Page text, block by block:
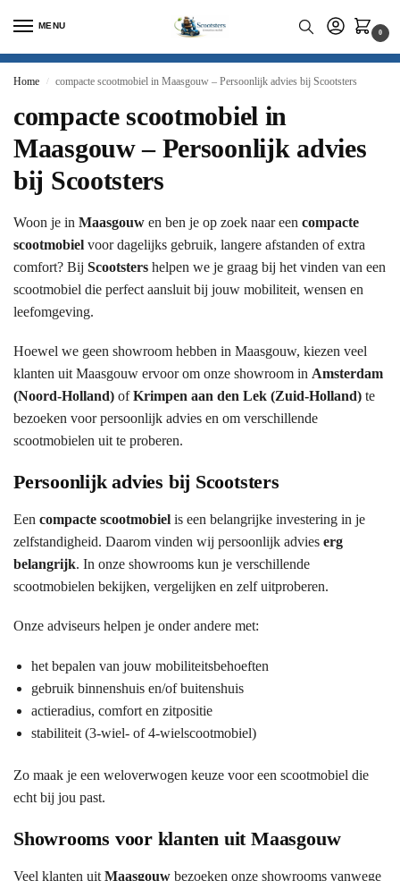
MENU
0
Home / compacte scootmobiel in Maasgouw – Persoonlijk advies bij Scootsters
compacte scootmobiel in
Maasgouw – Persoonlijk advies
bij Scootsters
Woon je in Maasgouw en ben je op zoek naar een compacte
scootmobiel voor dagelijks gebruik, langere afstanden of extra
comfort? Bij Scootsters helpen we je graag bij het vinden van een
scootmobiel die perfect aansluit bij jouw mobiliteit, wensen en
leefomgeving.
Hoewel we geen showroom hebben in Maasgouw, kiezen veel
klanten uit Maasgouw ervoor om onze showroom in Amsterdam
(Noord-Holland) ofKrimpen aan den Lek (Zuid-Holland) te
bezoeken voor persoonlijk advies en om verschillende
scootmobielen uit te proberen.
Persoonlijk advies bij Scootsters
Een compacte scootmobiel is een belangrijke investering in je
zelfstandigheid. Daarom vinden wij persoonlijk advies erg
belangrijk. In onze showrooms kun je verschillende
scootmobielen bekijken, vergelijken en zelf uitproberen.
Onze adviseurs helpen je onder andere met:
het bepalen van jouw mobiliteitsbehoeften
gebruik binnenshuis en/of buitenshuis
actieradius, comfort en zitpositie
stabiliteit (3-wiel- of 4-wielscootmobiel)
Zo maak je een weloverwogen keuze voor een scootmobiel die
echt bij jou past.
Showrooms voor klanten uit Maasgouw
Veel klanten uit Maasgouw bezoeken onze showrooms vanwege